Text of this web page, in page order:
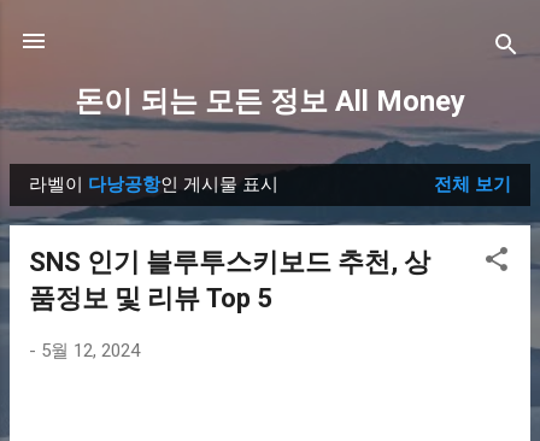
돈이 되는 모든 정보 All Money
글
라벨이 다낭공항인 게시물 표시 전체 보기
SNS 인기 블루투스키보드 추천, 상
품정보 및 리뷰 Top 5
- 5월 12, 2024